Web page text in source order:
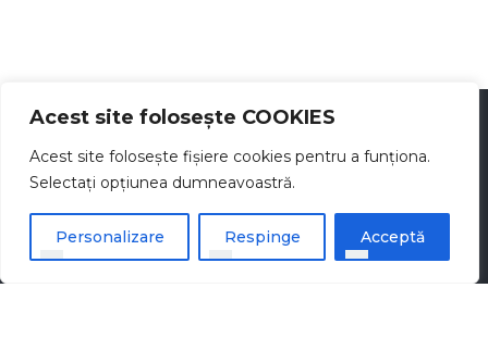
Acest site folosește COOKIES
Acest site folosește fișiere cookies pentru a funționa.
Selectați opțiunea dumneavoastră.
Personalizare Respinge Acceptă